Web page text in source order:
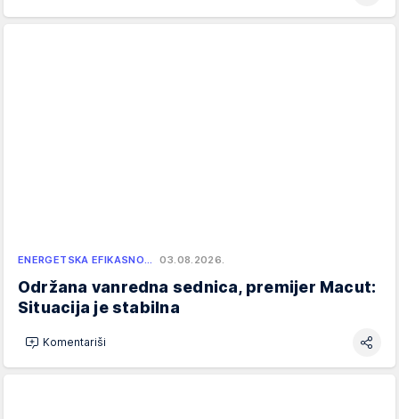
ENERGETSKA EFIKASNO… 03.08.2026.
Održana vanredna sednica, premijer Macut:
Situacija je stabilna
Komentariši